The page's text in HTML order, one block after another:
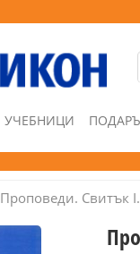
УЧЕБНИЦИ
Проповеди. Свитък І.